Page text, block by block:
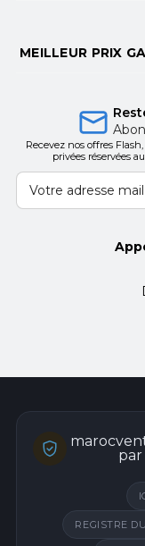
atmosphère
tendance de la
Activé pour
intense.
Sensibilité : 102 ±
Réponse en
Sensibilité : 116db-
MEILLEUR PRIX
Recevez nos offres
privées réservées
par
REGISTRE